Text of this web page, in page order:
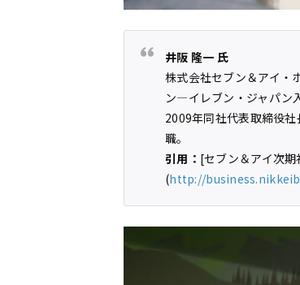
井阪 隆一 氏
株式会社セブン＆アイ・
ン―イレブン・ジャパン
2009年同社代表取締役
職。
引用： [セブン＆アイ次
(http://